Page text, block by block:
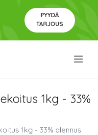
PYYDÄ
TARJOUS
1kg - 33%
1kg - 33% alennus